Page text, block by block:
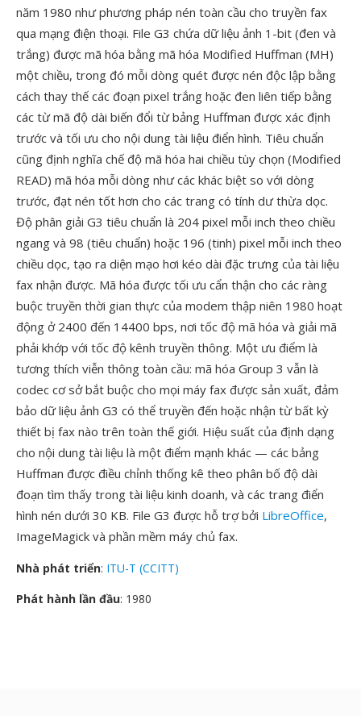
năm 1980 như phương pháp nén toàn cầu cho truyền fax
qua mạng điện thoại. File G3 chứa dữ liệu ảnh 1-bit (đen và
trắng) được mã hóa bằng mã hóa Modified Huffman (MH)
một chiều, trong đó mỗi dòng quét được nén độc lập bằng
cách thay thế các đoạn pixel trắng hoặc đen liên tiếp bằng
các từ mã độ dài biến đổi từ bảng Huffman được xác định
trước và tối ưu cho nội dung tài liệu điển hình. Tiêu chuẩn
cũng định nghĩa chế độ mã hóa hai chiều tùy chọn (Modified
READ) mã hóa mỗi dòng như các khác biệt so với dòng
trước, đạt nén tốt hơn cho các trang có tính dư thừa dọc.
Độ phân giải G3 tiêu chuẩn là 204 pixel mỗi inch theo chiều
ngang và 98 (tiêu chuẩn) hoặc 196 (tinh) pixel mỗi inch theo
chiều dọc, tạo ra diện mạo hơi kéo dài đặc trưng của tài liệu
fax nhận được. Mã hóa được tối ưu cẩn thận cho các ràng
buộc truyền thời gian thực của modem thập niên 1980 hoạt
động ở 2400 đến 14400 bps, nơi tốc độ mã hóa và giải mã
phải khớp với tốc độ kênh truyền thông. Một ưu điểm là
tương thích viễn thông toàn cầu: mã hóa Group 3 vẫn là
codec cơ sở bắt buộc cho mọi máy fax được sản xuất, đảm
bảo dữ liệu ảnh G3 có thể truyền đến hoặc nhận từ bất kỳ
thiết bị fax nào trên toàn thế giới. Hiệu suất của định dạng
cho nội dung tài liệu là một điểm mạnh khác — các bảng
Huffman được điều chỉnh thống kê theo phân bố độ dài
đoạn tìm thấy trong tài liệu kinh doanh, và các trang điển
hình nén dưới 30 KB. File G3 được hỗ trợ bởi LibreOffice,
ImageMagick và phần mềm máy chủ fax.
Nhà phát triển: ITU-T (CCITT)
Phát hành lần đầu: 1980